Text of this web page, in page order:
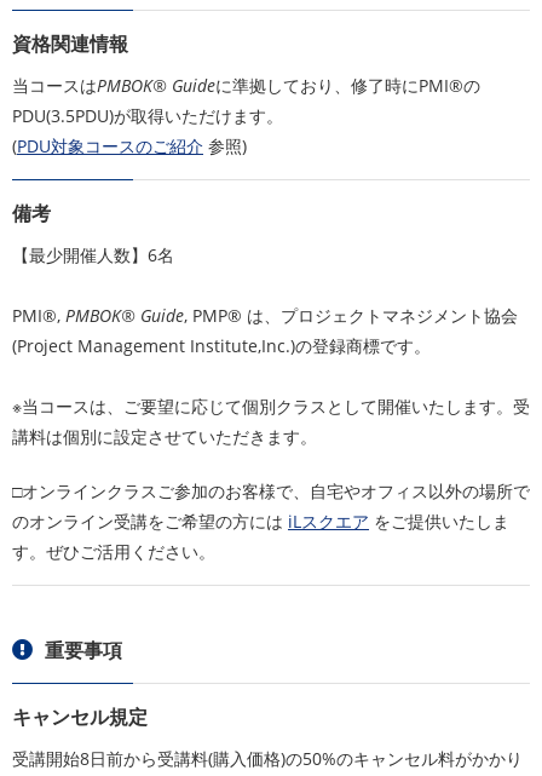
資格関連情報
当コースはPMBOK® Guideに準拠しており、修了時にPMI®の
PDU(3.5PDU)が取得いただけます。
(PDU対象コースのご紹介 参照)
備考
【最少開催人数】6名
PMI®, PMBOK® Guide, PMP® は、プロジェクトマネジメント協会
(Project Management Institute,Inc.)の登録商標です。
※当コースは、ご要望に応じて個別クラスとして開催いたします。受
講料は個別に設定させていただきます。
□オンラインクラスご参加のお客様で、自宅やオフィス以外の場所で
のオンライン受講をご希望の方には iLスクエア をご提供いたしま
す。ぜひご活用ください。
重要事項
キャンセル規定
受講開始8日前から受講料(購入価格)の50%のキャンセル料がかかり